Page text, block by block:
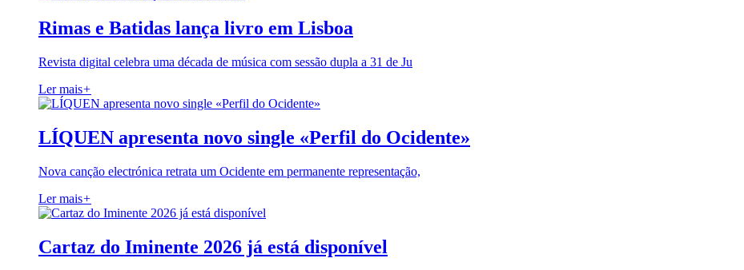
Rimas e Batidas lança livro em Lisboa
Revista digital celebra uma década de música com sessão dupla a 31 de Ju
Ler mais+
LÍQUEN apresenta novo single «Perfil do Ocidente»
Nova canção electrónica retrata um Ocidente em permanente representação,
Ler mais+
Cartaz do Iminente 2026 já está disponível